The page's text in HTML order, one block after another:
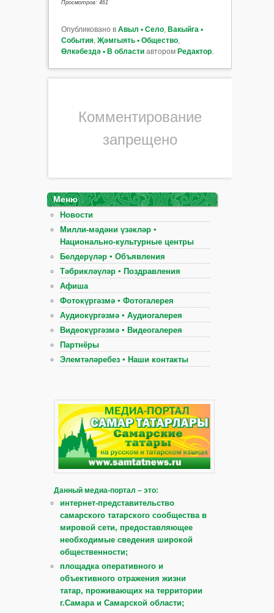
Просмотров: 461
Опубликовано в Авыл ▪ Село, Вакыйга ▪
События, Җәмгыять ▪ Общество,
Өлкәбездә ▪ В областиавтором Редактор.
Комментирование
запрещено
Меню
Новости
Милли-мәдәни үзәкләр ▪
Национально-культурные центры
Белдерүләр ▪ Объявления
Тәбрикләүләр ▪ Поздравления
Афиша
Фотокүргәзмә ▪ Фотогалерея
Аудиокүргәзмә ▪ Аудиогалерея
Видеокүргәзмә ▪ Видеогалерея
Партнёры
Элемтәләребез ▪ Наши контакты
Данный медиа-портал – это:
интернет-представительство
самарского татарского сообщества в
мировой сети, предоставляющее
необходимые сведения широкой
общественности;
площадка оперативного и
объективного отражения жизни
татар, проживающих на территории
г.Самара и Самарской области;